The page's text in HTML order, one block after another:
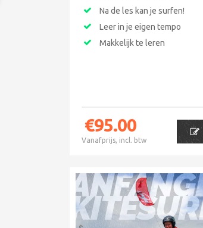
Na de les kan je surfen!
Leer in je eigen tempo
Makkelijk te leren
€95.00
Vanafprijs, incl. btw